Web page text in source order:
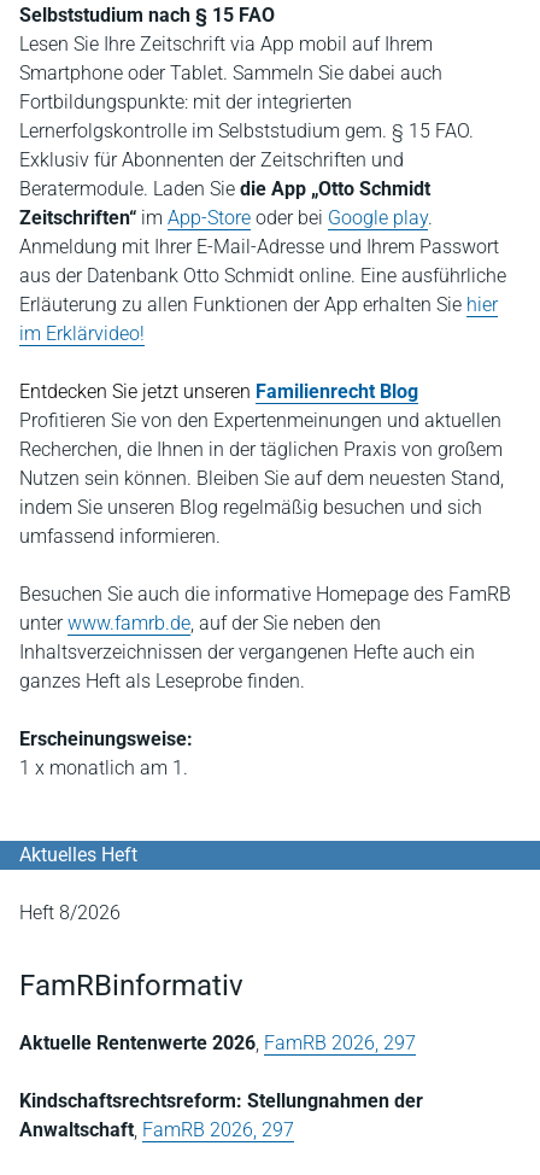
Selbststudium nach § 15 FAO
Lesen Sie Ihre Zeitschrift via App mobil auf Ihrem
Smartphone oder Tablet. Sammeln Sie dabei auch
Fortbildungspunkte: mit der integrierten
Lernerfolgskontrolle im Selbststudium gem. § 15 FAO.
Exklusiv für Abonnenten der Zeitschriften und
Beratermodule. Laden Sie die App „Otto Schmidt
Zeitschriften“ im App-Store oder bei Google play.
Anmeldung mit Ihrer E-Mail-Adresse und Ihrem Passwort
aus der Datenbank Otto Schmidt online. Eine ausführliche
Erläuterung zu allen Funktionen der App erhalten Sie hier
im Erklärvideo!
Entdecken Sie jetzt unseren Familienrecht Blog
Profitieren Sie von den Expertenmeinungen und aktuellen
Recherchen, die Ihnen in der täglichen Praxis von großem
Nutzen sein können. Bleiben Sie auf dem neuesten Stand,
indem Sie unseren Blog regelmäßig besuchen und sich
umfassend informieren.
Besuchen Sie auch die informative Homepage des FamRB
unterwww.famrb.de, auf der Sie neben den
Inhaltsverzeichnissen der vergangenen Hefte auch ein
ganzes Heft als Leseprobe finden.
Erscheinungsweise:
1 x monatlich am 1.
Aktuelles Heft
Heft 8/2026
FamRBinformativ
Aktuelle Rentenwerte 2026, FamRB 2026, 297
Kindschaftsrechtsreform: Stellungnahmen der
Anwaltschaft, FamRB 2026, 297